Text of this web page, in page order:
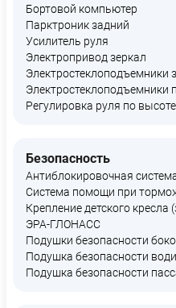
Бортовой компьютер
Парктроник задний
Усилитель руля
Электропривод зеркал
Электростеклоподъемники
Электростеклоподъемники
Регулировка руля по высоте
Безопасность
Антиблокировочная
Система помощи при
Крепление детского кресла
ЭРА-ГЛОНАСС
Подушки безопасности
Подушка безопасности
Подушка безопасности